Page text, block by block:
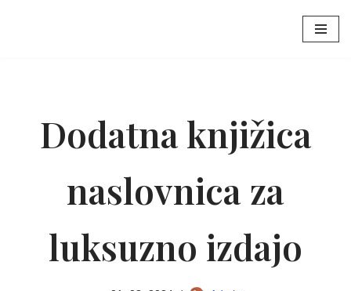
Dodatna knjižica
naslovnica za
luksuzno izdajo